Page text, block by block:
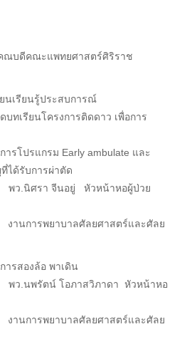
ทยศาสตร์ศิริราช
เรียนรู้ประสบการณ์
ครงการติดดาว เพื่อการ
Early ambulate และ
ได้รับการผ่าตัด
อยู่ หัวหน้าหอผู้ป่วย
ศัลยศาสตร์และศัลย
อ พาเดิน
ภาสวิภาดา หัวหน้าหอ
ศัลยศาสตร์และศัลย